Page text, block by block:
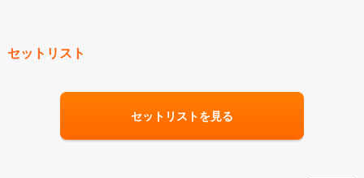
セットリスト
セットリストを見る